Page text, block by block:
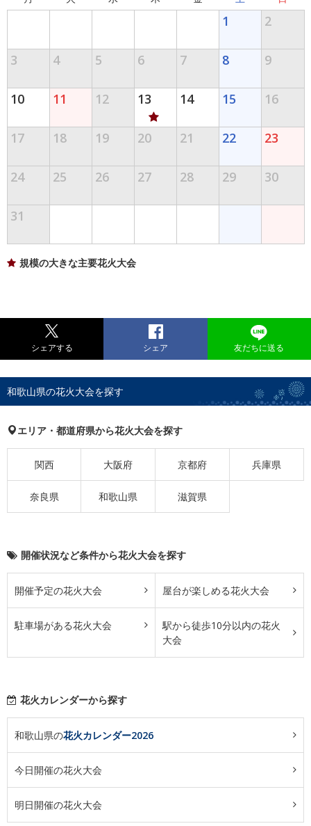
1 2
3 4 5 6 7 8 9
10 11 12 13 14 15 16
17 18 19 20 21 22 23
24 25 26 27 28 29 30
31
規模の大きな主要花火大会
シェアする シェア 友だちに送る
和歌山県の花火大会を探す
エリア・都道府県から花火大会を探す
関西 大阪府 京都府 兵庫県
奈良県 和歌山県 滋賀県
開催状況など条件から花火大会を探す
開催予定の花火大会 屋台が楽しめる花火大会
駐車場がある花火大会
駅から徒歩10分以内の花火
大会
花火カレンダーから探す
和歌山県の花火カレンダー2026
今日開催の花火大会
明日開催の花火大会